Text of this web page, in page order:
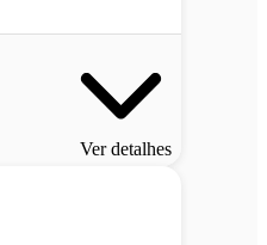
Ver detalhes